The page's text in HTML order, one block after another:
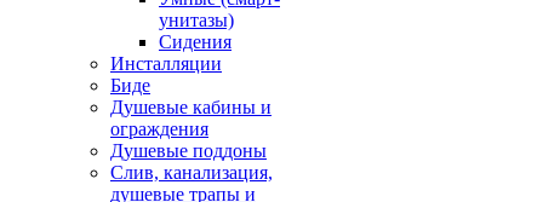
унитазы)
Сидения
Инсталляции
Биде
Душевые кабины и
ограждения
Душевые поддоны
Слив, канализация,
душевые трапы и